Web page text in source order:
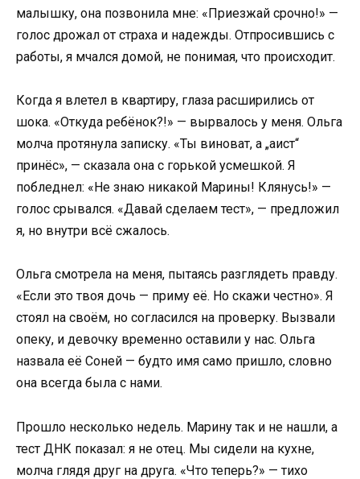
малышку, она позвонила мне: «Приезжай срочно!» —
голос дрожал от страха и надежды. Отпросившись с
работы, я мчался домой, не понимая, что происходит.
Когда я влетел в квартиру, глаза расширились от
шока. «Откуда ребёнок?!» — вырвалось у меня. Ольга
молча протянула записку. «Ты виноват, а „аист“
принёс», — сказала она с горькой усмешкой. Я
побледнел: «Не знаю никакой Марины! Клянусь!» —
голос срывался. «Давай сделаем тест», — предложил
я, но внутри всё сжалось.
Ольга смотрела на меня, пытаясь разглядеть правду.
«Если это твоя дочь — приму её. Но скажи честно». Я
стоял на своём, но согласился на проверку. Вызвали
опеку, и девочку временно оставили у нас. Ольга
назвала её Соней — будто имя само пришло, словно
она всегда была с нами.
Прошло несколько недель. Марину так и не нашли, а
тест ДНК показал: я не отец. Мы сидели на кухне,
молча глядя друг на друга. «Что теперь?» — тихо